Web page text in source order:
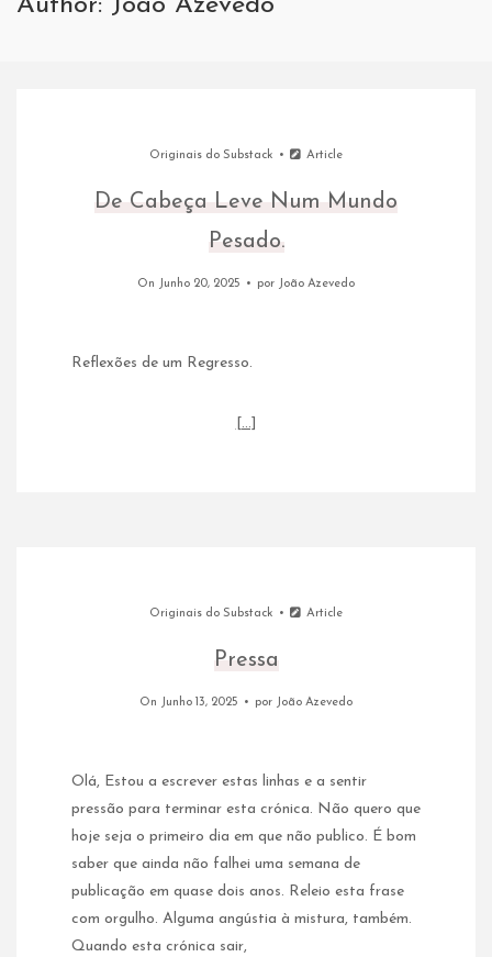
Author: João Azevedo
Originais do Substack Article
De Cabeça Leve Num Mundo
Pesado.
On Junho 20, 2025 por João Azevedo
Reflexões de um Regresso.
[…]
Originais do Substack Article
Pressa
On Junho 13, 2025 por João Azevedo
Olá, Estou a escrever estas linhas e a sentir
pressão para terminar esta crónica. Não quero que
hoje seja o primeiro dia em que não publico. É bom
saber que ainda não falhei uma semana de
publicação em quase dois anos. Releio esta frase
com orgulho. Alguma angústia à mistura, também.
Quando esta crónica sair,